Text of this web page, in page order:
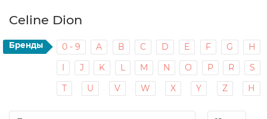
Celine Dion
Бренды 0 - 9 A B C D E F G
H
I
J K L M N O P R
S
T
U V W X Y Z Н